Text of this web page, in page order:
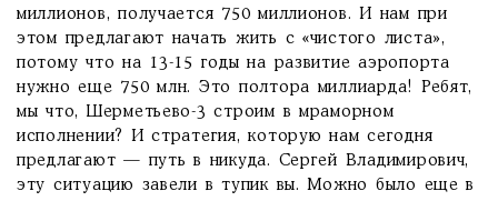
миллионов, получается 750 миллионов. И нам при
этом предлагают начать жить с «чистого листа»,
потому что на 13-15 годы на развитие аэропорта
нужно еще 750 млн. Это полтора миллиарда! Ребят,
мы что, Шерметьево-3 строим в мраморном
исполнении? И стратегия, которую нам сегодня
предлагают — путь в никуда. Сергей Владимирович,
эту ситуацию завели в тупик вы. Можно было еще в